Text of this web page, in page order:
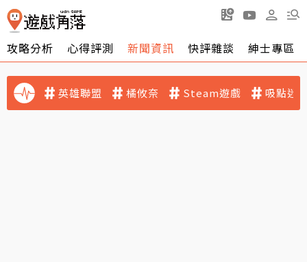
攻略分析 心得評測 新聞資訊 快評雜談 紳士專區
英雄聯盟 橘攸奈 Steam遊戲 吸點迷